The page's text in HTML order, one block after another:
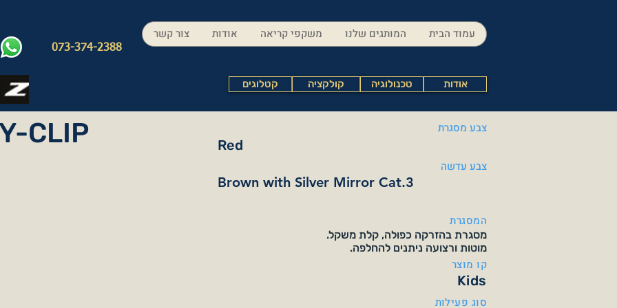
073-374-2388
עמוד הבית המותגים שלנו משקפי קריאה אודות צור קשר
קטלוגים קולקציה טכנולוגיה אודות
CLIP צבע מסגרת
Red
צבע עדשה
Brown with Silver Mirror Cat.3
המסגרת
מסגרת בהזרקה כפולה, קלת משקל.
מוטות ורצועה ניתנים להחלפה.
קו מוצר
Kids
סוג פעילות